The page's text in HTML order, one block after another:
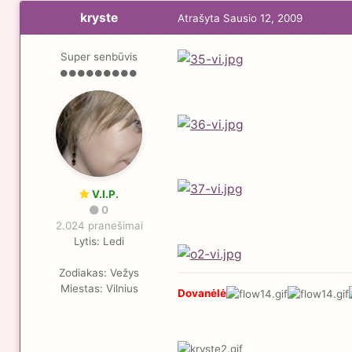
kryste
Super senbūvis
V.I.P.
0
2.024 pranešimai
Lytis: Ledi
Zodiakas: Vežys
Miestas: Vilnius
Atrašyta Sausio 12, 2009
Dovanėlė